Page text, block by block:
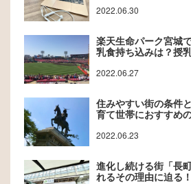
2022.06.30
楽天生命パーク宮城
乳食持ち込みは？授
2022.06.27
住みやすい街の条件
育て世帯におすすめ
2022.06.23
進化し続ける街「長
れるその理由に迫る！